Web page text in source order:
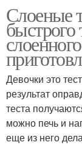
Слоеные
быстрого
Девочки это
результат
теста
можно печь и
еще из него